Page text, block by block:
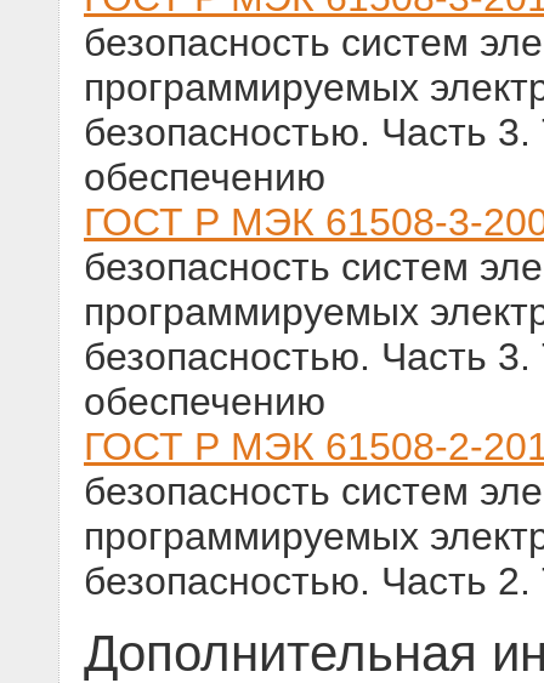
безопасность систем
программируемых
безопасностью. Часть
обеспечению
ГОСТ Р МЭК 61508-3-
безопасность систем
программируемых
безопасностью. Часть
обеспечению
ГОСТ Р МЭК 61508-2-
безопасность систем
программируемых
безопасностью. Часть
Дополнительная